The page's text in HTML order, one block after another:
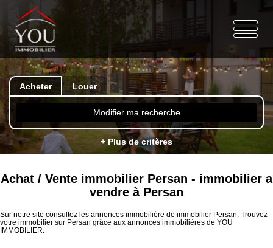
Acheter Louer
Modifier ma recherche
+ Plus de critères
Achat / Vente immobilier Persan - immobilier a
vendre à Persan
Sur notre site consultez les annonces immobilière de immobilier Persan. Trouvez
votre immobilier sur Persan grâce aux annonces immobilières de YOU
IMMOBILIER.